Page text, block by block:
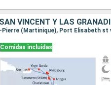
Comidas incluidas